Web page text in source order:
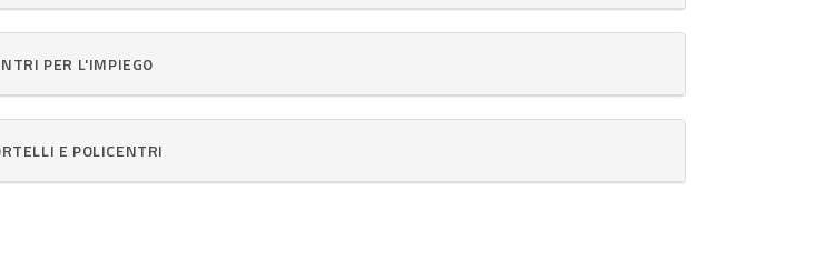
PER L'IMPIEGO
E POLICENTRI